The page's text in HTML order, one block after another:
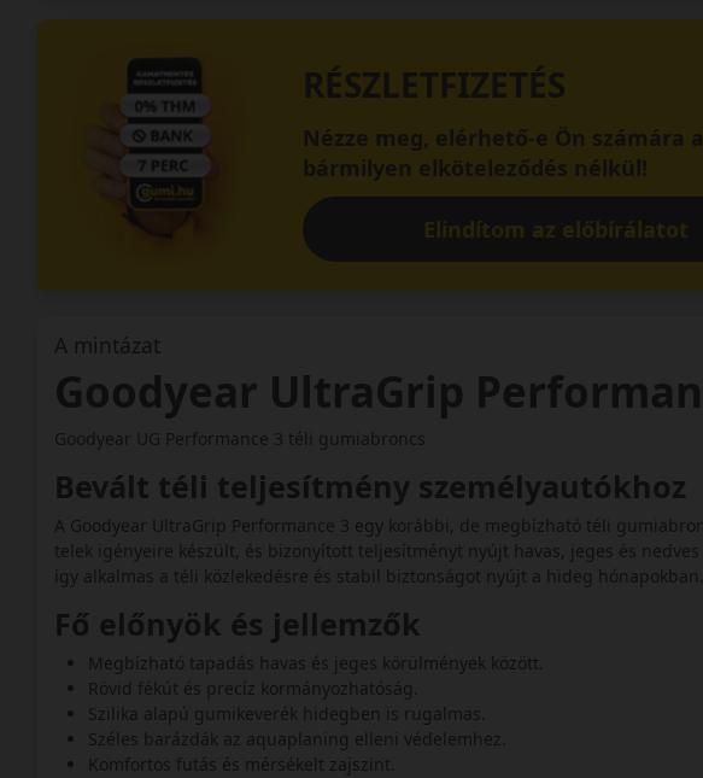
RÉSZLETFIZETÉS
Nézze meg, elérhető-e Ön számára
bármilyen elköteleződés nélkül!
Elindítom az előbírálatot
A mintázat
Goodyear UltraGrip
Goodyear UG Performance 3 téli gumiabroncs
Bevált téli teljesítmény személyautókhoz
A Goodyear UltraGrip Performance 3 egy korábbi, de megbízható téli
telek igényeire készült, és bizonyított teljesítményt nyújt havas, jeges és
így alkalmas a téli közlekedésre és stabil biztonságot nyújt a hideg hónapokban.
Fő előnyök és jellemzők
Megbízható tapadás havas és jeges körülmények között.
Rövid fékút és precíz kormányozhatóság.
Szilika alapú gumikeverék hidegben is rugalmas.
Széles barázdák az aquaplaning elleni védelemhez.
Komfortos futás és mérsékelt zajszint.